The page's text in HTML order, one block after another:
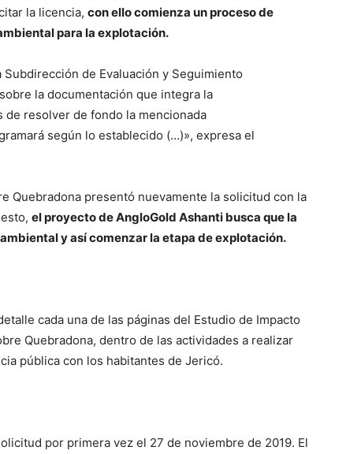
la licencia, con ello comienza un proceso de
para la explotación.
de Evaluación y Seguimiento
la documentación que integra la
resolver de fondo la mencionada
según lo establecido (…)», expresa el
Quebradona presentó nuevamente la solicitud con la
el proyecto de AngloGold Ashanti busca que la
y así comenzar la etapa de explotación.
cada una de las páginas del Estudio de Impacto
Quebradona, dentro de las actividades a realizar
pública con los habitantes de Jericó.
por primera vez el 27 de noviembre de 2019. El